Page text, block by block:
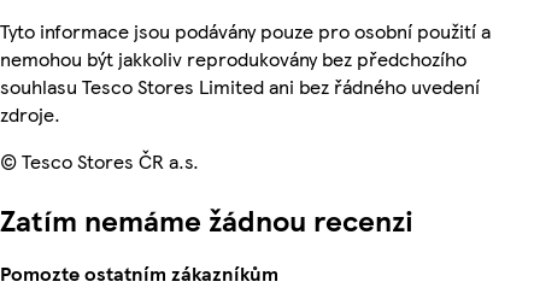
Tyto informace jsou podávány pouze pro osobní použití a
nemohou být jakkoliv reprodukovány bez předchozího
souhlasu Tesco Stores Limited ani bez řádného uvedení
zdroje.
© Tesco Stores ČR a.s.
Zatím nemáme žádnou recenzi
Pomozte ostatním zákazníkům